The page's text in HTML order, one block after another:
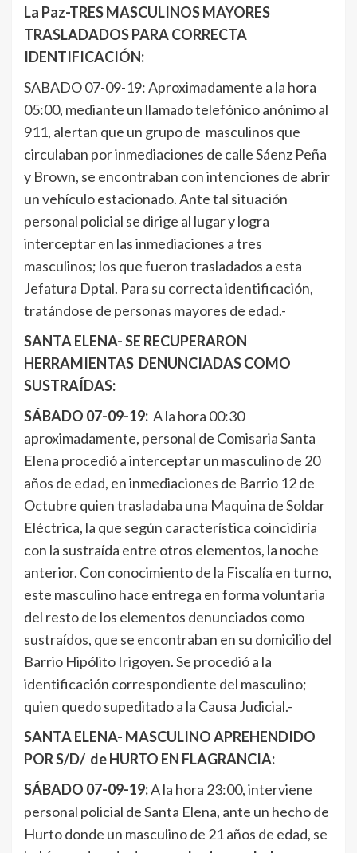
La Paz-TRES MASCULINOS MAYORES
TRASLADADOS PARA CORRECTA
IDENTIFICACIÓN:
SABADO 07-09-19: Aproximadamente a la hora
05:00, mediante un llamado telefónico anónimo al
911, alertan que un grupo de masculinos que
circulaban por inmediaciones de calle Sáenz Peña
y Brown, se encontraban con intenciones de abrir
un vehículo estacionado. Ante tal situación
personal policial se dirige al lugar y logra
interceptar en las inmediaciones a tres
masculinos; los que fueron trasladados a esta
Jefatura Dptal. Para su correcta identificación,
tratándose de personas mayores de edad.-
SANTA ELENA- SE RECUPERARON
HERRAMIENTAS DENUNCIADAS COMO
SUSTRAÍDAS:
SÁBADO 07-09-19: A la hora 00:30
aproximadamente, personal de Comisaria Santa
Elena procedió a interceptar un masculino de 20
años de edad, en inmediaciones de Barrio 12 de
Octubre quien trasladaba una Maquina de Soldar
Eléctrica, la que según característica coincidiría
con la sustraída entre otros elementos, la noche
anterior. Con conocimiento de la Fiscalía en turno,
este masculino hace entrega en forma voluntaria
del resto de los elementos denunciados como
sustraídos, que se encontraban en su domicilio del
Barrio Hipólito Irigoyen. Se procedió a la
identificación correspondiente del masculino;
quien quedo supeditado a la Causa Judicial.-
SANTA ELENA- MASCULINO APREHENDIDO
POR S/D/ de HURTO EN FLAGRANCIA:
SÁBADO 07-09-19:A la hora 23:00, interviene
personal policial de Santa Elena, ante un hecho de
Hurto donde un masculino de 21 años de edad, se